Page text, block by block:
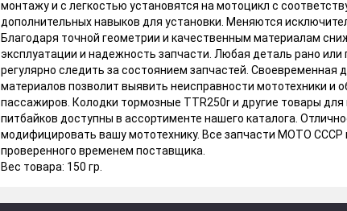
монтажу и с легкостью установятся на мотоцикл с
дополнительных навыков для установки. Меняются
Благодаря точной геометрии и качественным материалам
эксплуатации и надежность запчасти. Любая деталь рано
регулярно следить за состоянием запчастей. Своевременная
материалов позволит выявить неисправности мототехники и
пассажиров. Колодки тормозные TTR250r и другие товары
питбайков доступны в ассортименте нашего каталога.
модифицировать вашу мототехнику. Все запчасти МОТО СССР
проверенного временем поставщика.
Вес товара: 150 гр.